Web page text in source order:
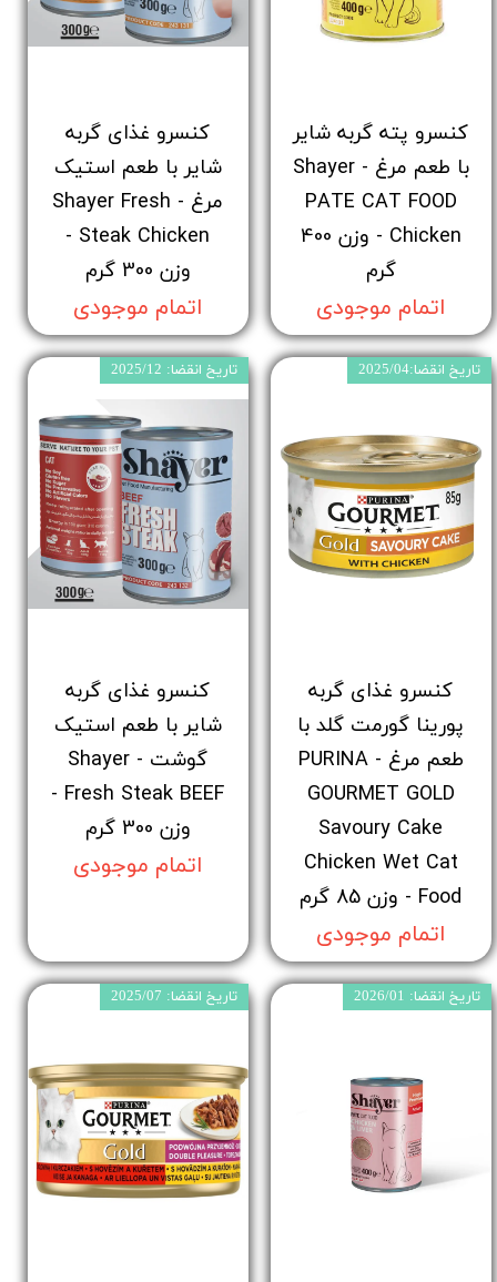
کنسرو پته گربه شایر
با طعم مرغ - Shayer
PATE CAT FOOD
Chicken - وزن 400
گرم
اتمام موجودی
کنسرو غذای گربه
شایر با طعم استیک
مرغ - Shayer Fresh
Steak Chicken -
وزن 300 گرم
اتمام موجودی
کنسرو غذای گربه
پورینا گورمت گلد با
طعم مرغ - PURINA
GOURMET GOLD
Savoury Cake
Chicken Wet Cat
Food - وزن 85 گرم
اتمام موجودی
تاریخ انقضا:2025/04
کنسرو غذای گربه
شایر با طعم استیک
گوشت - Shayer
Fresh Steak BEEF -
وزن 300 گرم
اتمام موجودی
تاریخ انقضا: 2025/12
تاریخ انقضا: 2026/01 تاریخ انقضا: 2025/07